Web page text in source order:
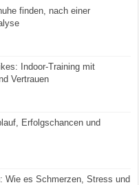
finden, nach einer
Indoor-Training mit
Vertrauen
Erfolgschancen und
Wie es Schmerzen, Stress und